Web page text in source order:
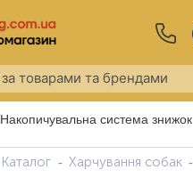
Накопичувальна система знижок
Каталог Харчування собак